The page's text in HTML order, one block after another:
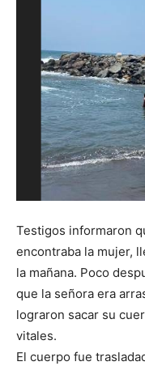
Testigos informaron
encontraba la mujer,
la mañana. Poco
que la señora era
lograron sacar su
vitales.
El cuerpo fue